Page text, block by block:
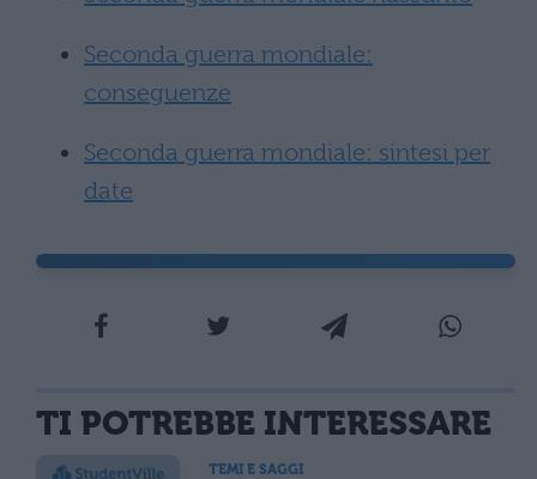
Seconda guerra mondiale:
conseguenze
Seconda guerra mondiale: sintesi per
date
TI POTREBBE INTERESSARE
TEMI E SAGGI